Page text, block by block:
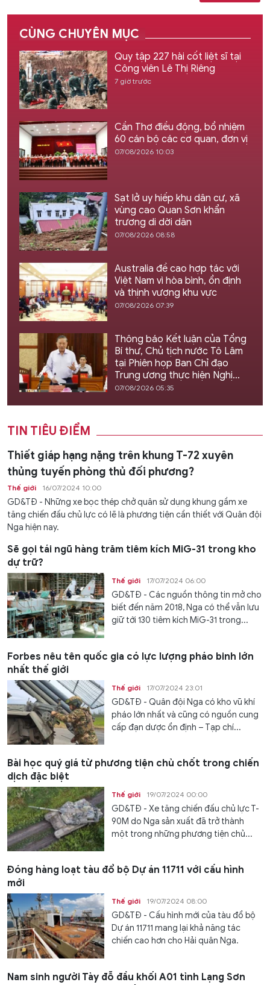
CÙNG CHUYÊN MỤC
Quy tập 227 hài cốt liệt sĩ tại
Công viên Lê Thị Riêng
7 giờ trước
Cần Thơ điều động, bổ nhiệm
60 cán bộ các cơ quan, đơn vị
07/08/2026 10:03
Sạt lở uy hiếp khu dân cư, xã
vùng cao Quan Sơn khẩn
trương di dời dân
07/08/2026 08:58
Australia đề cao hợp tác với
Việt Nam vì hòa bình, ổn định
và thịnh vượng khu vực
07/08/2026 07:39
Thông báo Kết luận của Tổng
Bí thư, Chủ tịch nước Tô Lâm
tại Phiên họp Ban Chỉ đạo
Trung ương thực hiện Nghị
quyết 57
07/08/2026 05:35
TIN TIÊU ĐIỂM
Thiết giáp hạng nặng trên khung T-72 xuyên
thủng tuyến phòng thủ đối phương?
Thế giới 16/07/2024 10:00
GD&TĐ - Những xe bọc thép chở quân sử dụng khung gầm xe
tăng chiến đấu chủ lực có lẽ là phương tiện cần thiết với Quân đội
Nga hiện nay.
Sẽ gọi tái ngũ hàng trăm tiêm kích MiG-31 trong kho
dự trữ?
Thế giới 17/07/2024 06:00
GD&TĐ - Các nguồn thông tin mở cho
biết đến năm 2018, Nga có thể vẫn lưu
giữ tới 130 tiêm kích MiG-31 trong...
Forbes nêu tên quốc gia có lực lượng pháo binh lớn
nhất thế giới
Thế giới 17/07/2024 23:01
GD&TĐ - Quân đội Nga có kho vũ khí
pháo lớn nhất và cũng có nguồn cung
cấp đạn dược ổn định – Tạp chí...
Bài học quý giá từ phương tiện chủ chốt trong chiến
dịch đặc biệt
Thế giới 19/07/2024 00:00
GD&TĐ - Xe tăng chiến đấu chủ lực T-
90M do Nga sản xuất đã trở thành
một trong những phương tiện chủ...
Đóng hàng loạt tàu đổ bộ Dự án 11711 với cấu hình
mới
Thế giới 19/07/2024 08:00
GD&TĐ - Cấu hình mới của tàu đổ bộ
Dự án 11711 mang lại khả năng tác
chiến cao hơn cho Hải quân Nga.
Nam sinh người Tày đỗ đầu khối A01 tỉnh Lạng Sơn